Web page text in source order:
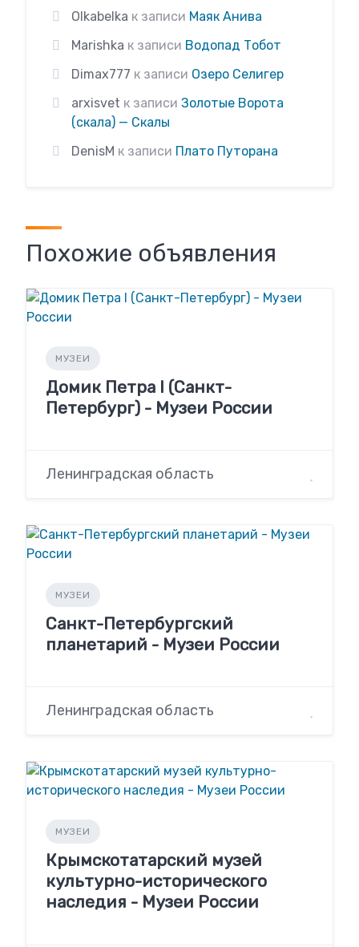
Olkabelka к записи Маяк Анива
Marishka к записи Водопад Тобот
Dimax777 к записи Озеро Селигер
arxisvet к записи Золотые Ворота
(скала) — Скалы
DenisM к записи Плато Путорана
Похожие объявления
МУЗЕИ
Домик Петра I (Санкт-
Петербург) - Музеи России
Ленинградская область
МУЗЕИ
Санкт-Петербургский
планетарий - Музеи России
Ленинградская область
МУЗЕИ
Крымскотатарский музей
культурно-исторического
наследия - Музеи России